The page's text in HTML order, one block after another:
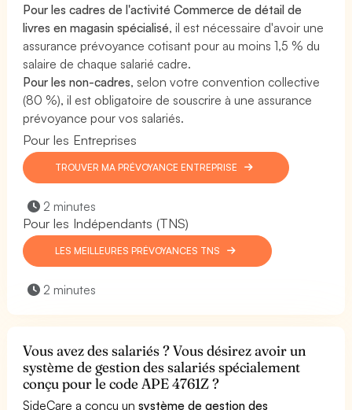
Pour les cadres de l'activité Commerce de détail de
livres en magasin spécialisé, il est nécessaire d'avoir une
assurance prévoyance cotisant pour au moins 1,5 % du
salaire de chaque salarié cadre.
Pour les non-cadres, selon votre convention collective
(80 %), il est obligatoire de souscrire à une assurance
prévoyance pour vos salariés.
Pour les Entreprises
TROUVER MA PRÉVOYANCE ENTREPRISE
2 minutes
Pour les Indépendants (TNS)
LES MEILLEURES PRÉVOYANCES TNS
2 minutes
Vous avez des salariés ? Vous désirez avoir un
système de gestion des salariés spécialement
conçu pour le code APE 4761Z ?
SideCare a conçu unsystème de gestion des